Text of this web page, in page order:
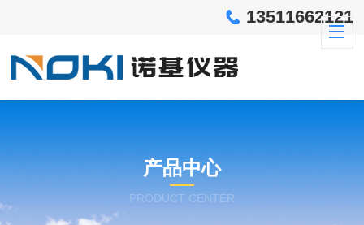
13511662121
产品中心
PRODUCT CENTER